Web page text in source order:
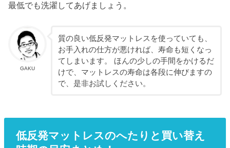
最低でも洗濯してあげましょう。
GAKU
質の良い低反発マットレスを使っていても、
お手入れの仕方が悪ければ、寿命も短くなっ
てしまいます。 ほんの少しの手間をかけるだ
けで、マットレスの寿命は各段に伸びますの
で、是非お試しください。
低反発マットレスのへたりと買い替え